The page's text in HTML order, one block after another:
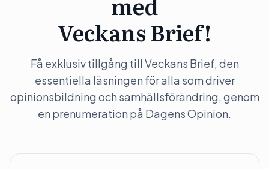
Veckans Brief!
Få exklusiv tillgång till Veckans Brief, den
essentiella läsningen för alla som driver
opinionsbildning och samhällsförändring, genom
en prenumeration på Dagens Opinion.